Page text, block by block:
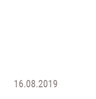
16.08.2019